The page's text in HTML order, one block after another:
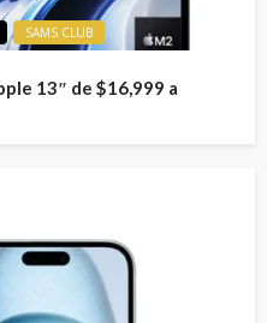
SAMS CLUB
13″ de $16,999 a